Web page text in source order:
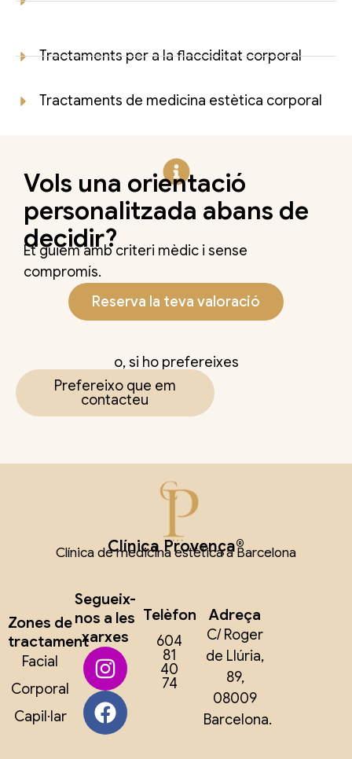
Tractaments per a la flacciditat corporal
Tractaments de medicina estètica corporal
Vols una orientació
personalitzada abans de
decidir?
Et guiem amb criteri mèdic i sense
compromís.
Reserva la teva valoració
o, si ho prefereixes
Prefereixo que em
contacteu
Clínica Provença®
Clínica de medicina estètica a Barcelona
Zones de
tractament
Facial
Corporal
Capil·lar
Segueix-
nos a les
xarxes
Telèfon
604
81
40
74
Adreça
C/ Roger
de Llúria,
89,
08009
Barcelona.